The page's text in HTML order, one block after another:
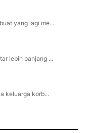
yang lagi me...
lebih panjang ...
keluarga korb...